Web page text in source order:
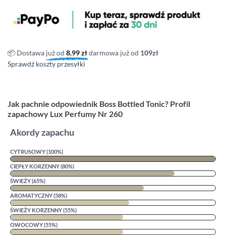
📦 Dostawa już od 8.99złdarmowa już od 109zł
Sprawdź koszty przesyłki
Jak pachnie odpowiednik Boss Bottled Tonic? Profil
zapachowy Lux Perfumy Nr 260
Akordy zapachu
CYTRUSOWY (100%)
CIEPŁY KORZENNY (80%)
ŚWIEŻY (65%)
AROMATYCZNY (58%)
ŚWIEŻY KORZENNY (55%)
OWOCOWY (55%)